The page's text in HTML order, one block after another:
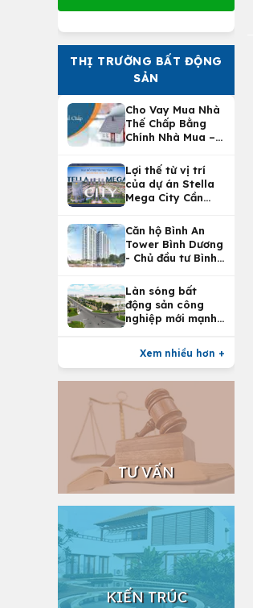
THỊ TRƯỜNG BẤT ĐỘNG
SẢN
Cho Vay Mua Nhà
Thế Chấp Bằng
Chính Nhà Mua –
Nhà Tại
Vietcombank
Lợi thế từ vị trí
của dự án Stella
Mega City Cần
Căn hộ Bình An
Tower Bình Dương
- Chủ đầu tư Bình
Làn sóng bất
động sản công
nghiệp mới mạnh
Xem nhiều hơn +
TƯ VẤN
KIẾN TRÚC